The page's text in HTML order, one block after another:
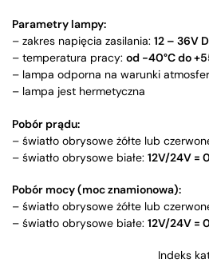
Parametry lampy:
– zakres napięcia zasilania: 12 – 36V
– temperatura pracy: od -40°C do
– lampa odporna na warunki
– lampa jest hermetyczna
Pobór prądu:
– światło obrysowe żółte lub
– światło obrysowe białe: 12V/24V =
Pobór mocy (moc znamionowa):
– światło obrysowe żółte lub
– światło obrysowe białe: 12V/24V =
Indeks